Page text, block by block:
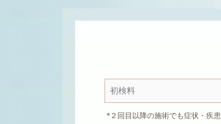
初検料
*２回目以降の施術でも症状・疾